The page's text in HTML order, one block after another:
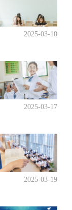
2025-03-10
2025-03-17
2025-03-19